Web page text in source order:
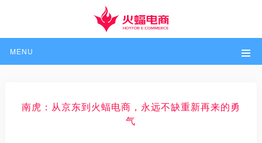
MENU
南虎：从京东到火蝠电商，永远不缺重新再来的勇
气